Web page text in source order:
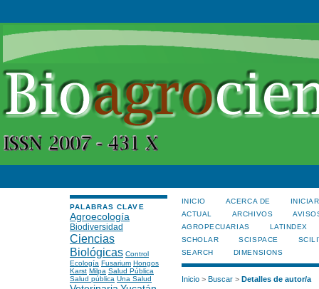
PALABRAS CLAVE
Agroecología
Biodiversidad
Ciencias
Biológicas Control
Ecología Fusarium Hongos
Karst Milpa Salud Pública
Salud pública Una Salud
INICIO ACERCA DE
ACTUAL
ARCHIVOS
AGROPECUARIAS
LATINDEX
SCHOLAR
SCISPACE
SEARCH
DIMENSIONS
Inicio> Buscar> Detalles de autor/a